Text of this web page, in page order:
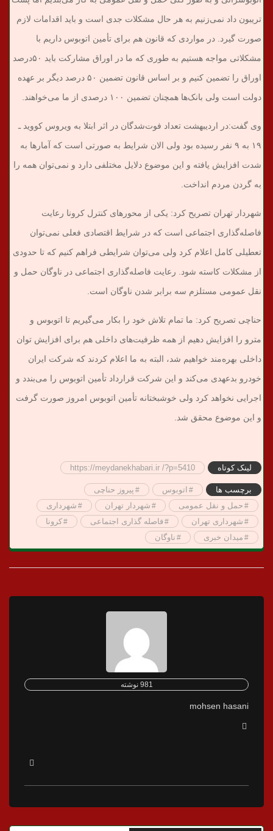
تریبون داد نمی‌زنیم به هر حال مشکلات جدی است و باید اقدامات لازم
صورت گیرد. در مواردی که قانون هم برای تأمین اتوبوس داریم با
مشکلاتی مواجه هستیم به طوری که ما در اوراق مشارکت باید ۵۰درصد
اوراق را تضمین کنیم و بر اساس قانون تضمین ۵۰ درصد دیگر بر عهده
دولت است ولی بانک‌ها همچنان تضمین ۱۰۰ درصدی از ما می‌خواهند.
وی گفت:‌در اردیبهشت تعداد فوت‌شدگان در اثر ابتلا به ویروس کووید ـ
۱۹ به ۹ نفر رسیده بود ولی الان شرایط به صورتی است که آمارها به
شدت افزایش یافته و این موضوع دلایل مختلفی دارد و نمی‌توان همه را
به گردن مردم انداخت.
شهردار تهران تصریح کرد: یکی از محورهای کنترل کرونا رعایت
فاصله‌‌گذاری اجتماعی است که در شرایط اقتصادی فعلی نمی‌توان
تعطیلی کامل اعلام کرد ولی می‌توان شرایطی فراهم کنیم که تا حدودی
از مشکلات کاسته شود. رعایت فاصله‌گذاری اجتماعی در ناوگان حمل و
نقل عمومی مستلزم سه برابر شدن ناوگان است.
حناچی تصریح کرد: ما تمام تلاش خود را بکار می‌گیریم تا اتوبوس و
مترو را افزایش دهیم از همه ظرفیت‌های داخلی هم برای افزایش توان
داخلی بهره‌مند خواهیم شد، البته به ما اعلام کردند که شرکت ایران
خودرو بدعهدی می‌کند و این شرکت قرارداد تأمین اتوبوس را می‌بندد و
اجرایی نخواهد کرد ولی خوشبختانه تأمین اتوبوس امروز صورت گرفت
و این موضوع محقق شد.
لینک کوتاه https://meydanekhabari.ir /?p=5410
برچسب ها اتوبوس
پیروز حناچی
حمل و نقل عمومی
شهردار تهران
شهرداری
شهرداری تهران
فاصله گذاری اجتماعی
کرونا
میدان خبری
ناوگان
981 نوشته
mohsen hasani